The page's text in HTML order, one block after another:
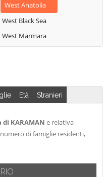
West Anatolia
West Black Sea
West Marmara
Età Stranieri
di KARAMAN e relativa
di famiglie residenti,